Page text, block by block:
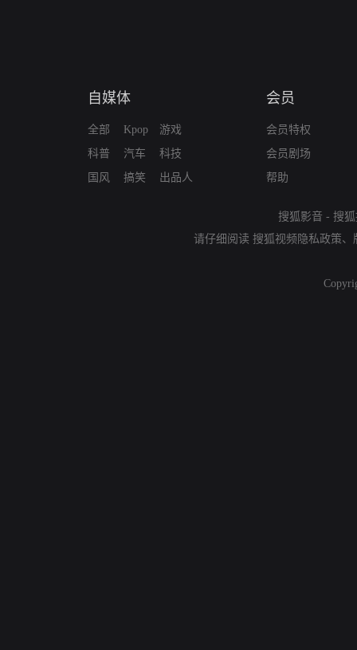
自媒体
全部
科普
国风
Kpop
汽车
搞笑
游戏
科技
出品人
会员
会员特权
会员剧场
帮助
搜狐影音 - 搜
请仔细阅读 搜狐视频隐私政策、